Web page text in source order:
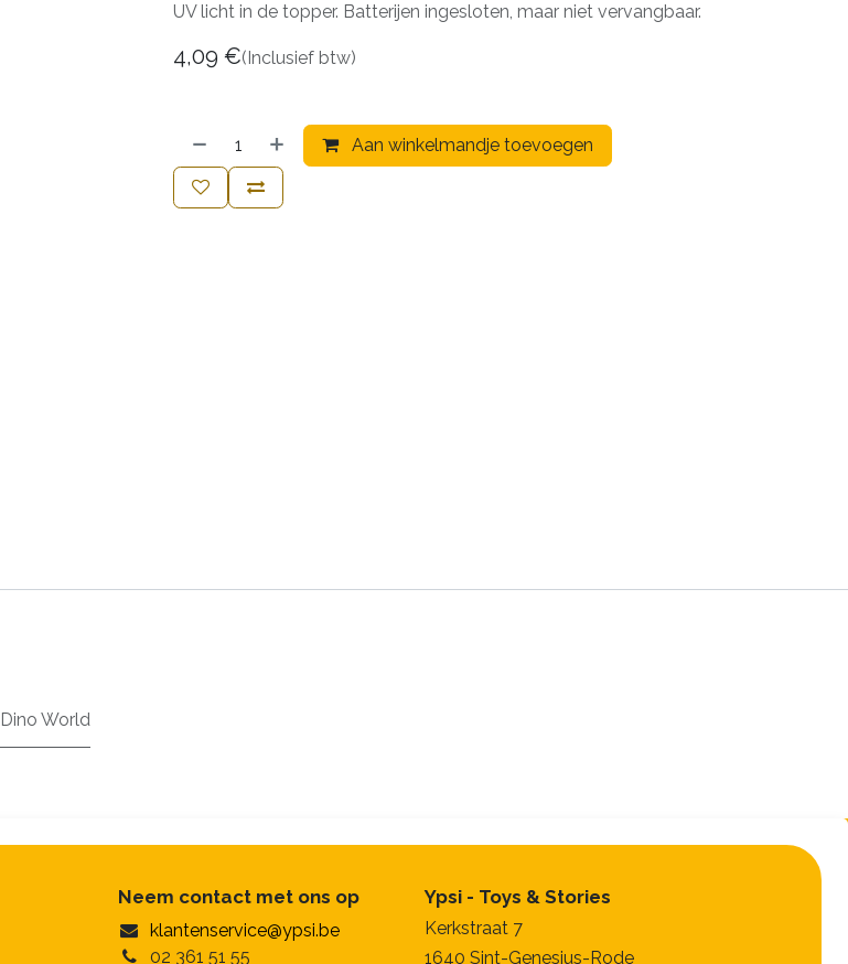
UV licht in de topper. Batterijen ingesloten, maar niet vervangbaar.
4,09 €(Inclusief btw)
Aan winkelmandje toevoegen
Dino World
Neem contact met ons op
klantenservice@ypsi.be
02 361 51 55
Ypsi - Toys & Stories
Kerkstraat 7
1640 Sint-Genesius-Rode